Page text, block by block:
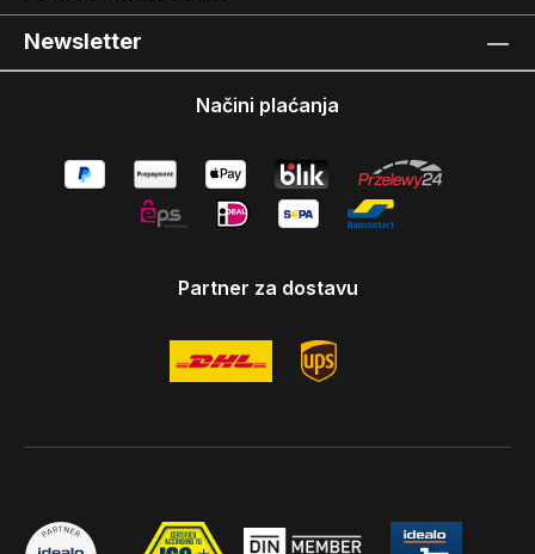
Newsletter
Načini plaćanja
Partner za dostavu